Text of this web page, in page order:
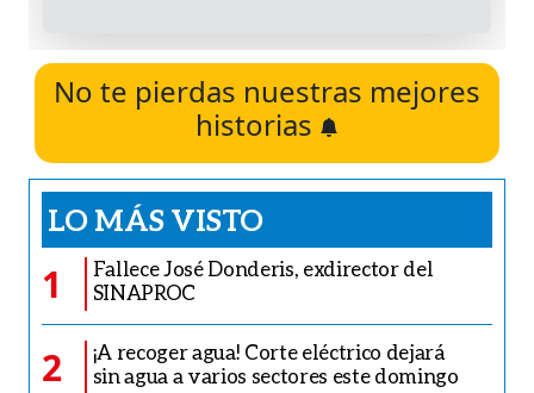
No te pierdas nuestras mejores
historias
LO MÁS VISTO
1
Fallece José Donderis, exdirector del
SINAPROC
2
¡A recoger agua! Corte eléctrico dejará
sin agua a varios sectores este domingo